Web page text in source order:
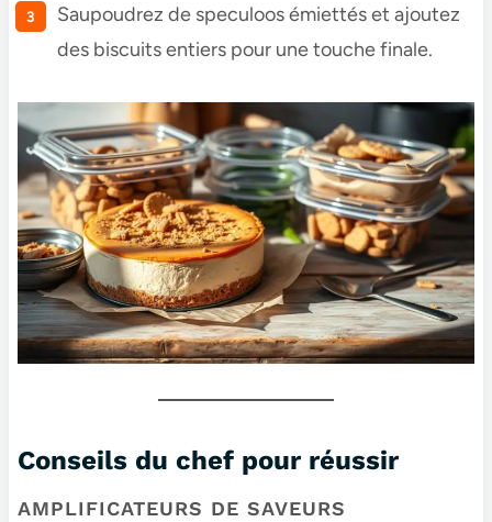
Saupoudrez de speculoos émiettés et ajoutez
des biscuits entiers pour une touche finale.
Conseils du chef pour réussir
AMPLIFICATEURS DE SAVEURS